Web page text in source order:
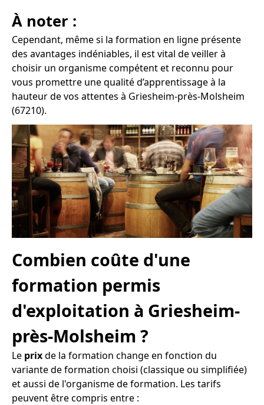
À noter :
Cependant, même si la formation en ligne présente
des avantages indéniables, il est vital de veiller à
choisir un organisme compétent et reconnu pour
vous promettre une qualité d’apprentissage à la
hauteur de vos attentes à Griesheim-près-Molsheim
(67210).
Combien coûte d'une
formation permis
d'exploitation à Griesheim-
près-Molsheim ?
Le prixde la formation change en fonction du
variante de formation choisi (classique ou simplifiée)
et aussi de l'organisme de formation. Les tarifs
peuvent être compris entre :